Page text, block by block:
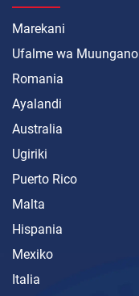
Marekani
Ufalme wa Muungano
Romania
Ayalandi
Australia
Ugiriki
Puerto Rico
Malta
Hispania
Mexiko
Italia